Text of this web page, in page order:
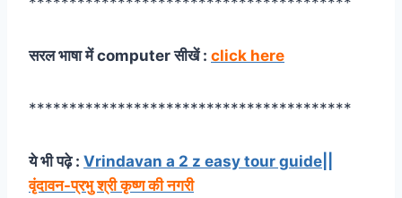
सरल भाषा में computer सीखें : click here
****************************************
ये भी पढ़े : Vrindavan a 2 z easy tour guide||
वृंदावन-प्रभु श्री कृष्ण की नगरी